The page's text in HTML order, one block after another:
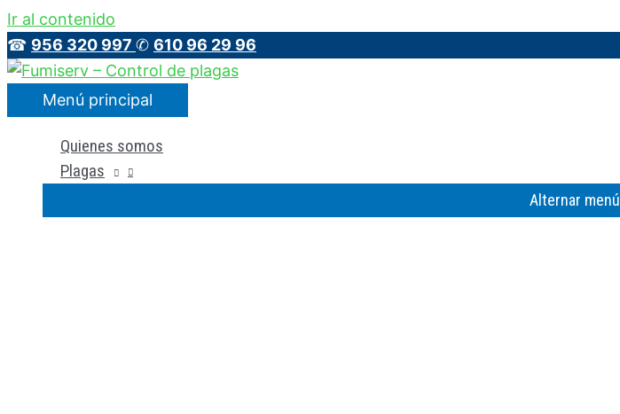
Ir al contenido
☎ 956 320 997 ✆ 610 96 29 96
Menú principal
Quienes somos
Plagas
Alternar menú